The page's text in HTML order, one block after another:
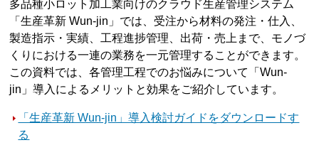
多品種小ロット加工業向けのクラウド生産管理システム
「生産革新 Wun-jin」では、受注から材料の発注・仕入、
製造指示・実績、工程進捗管理、出荷・売上まで、モノづ
くりにおける一連の業務を一元管理することができます。
この資料では、各管理工程でのお悩みについて「Wun-
jin」導入によるメリットと効果をご紹介しています。
「生産革新 Wun-jin」導入検討ガイドをダウンロードす
る